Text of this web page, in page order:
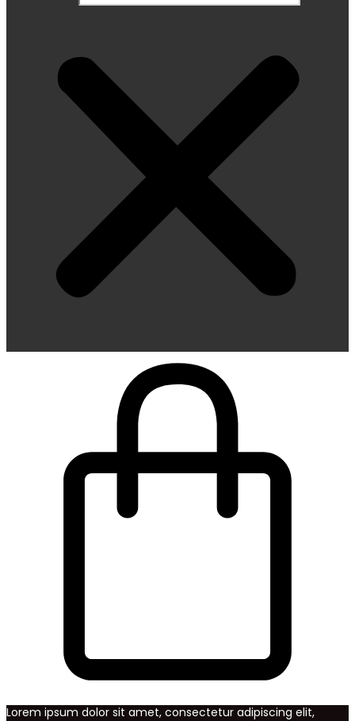
Lorem ipsum dolor sit amet, consectetur adipiscing elit,